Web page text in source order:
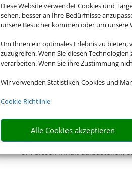
Diese Website verwendet Cookies und
sehen, besser an Ihre Bedürfnisse
unsere Besucher kommen oder um unsere
Um Ihnen ein optimales Erlebnis zu
zuzugreifen. Wenn Sie diesen
verarbeiten. Wenn Sie ihre Zustimmung
Wir verwenden Statistiken-Cookies und
Cookie-Richtlinie
Alle Cookies akzeptieren